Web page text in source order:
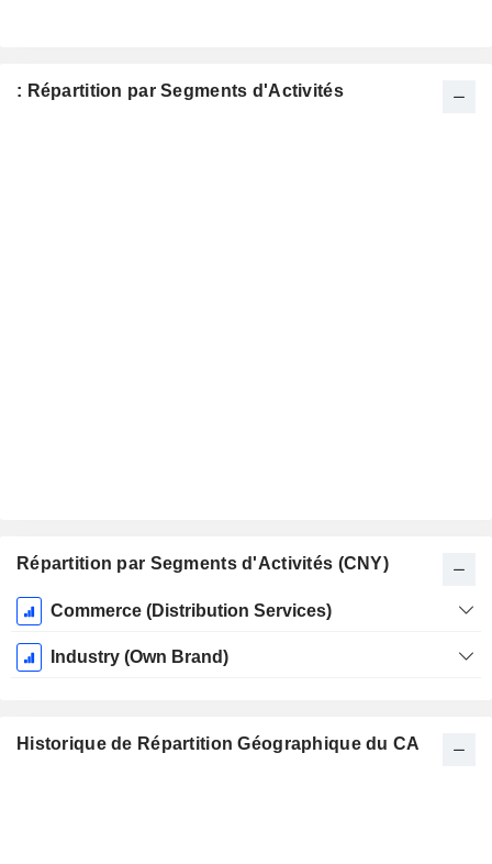
: Répartition par Segments d'Activités
Répartition par Segments d'Activités (CNY)
Période
Fiscale:
Décembre
Commerce (Distribution Services)
Industry (Own Brand)
Historique de Répartition Géographique du CA